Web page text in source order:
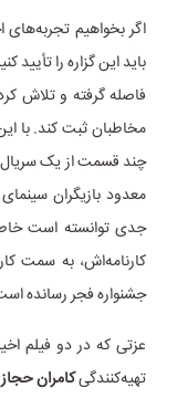
اگر بخواهیم
باید این گزاره را
فاصله گرفته و تلاش
مخاطبان ثبت کند. با
چند قسمت از یک
معدود بازیگران
جدی توانسته است
کارنامه‌اش، به سمت
جشنواره فجر رسانده
عزتی که در دو فیلم
تهیه‌کنندگیکامران